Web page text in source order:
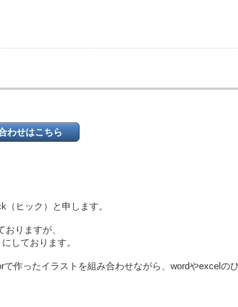
わせはこちら
ヒック）と申します。
りますが、
しております。
作ったイラストを組み合わせながら、wordやexcelの